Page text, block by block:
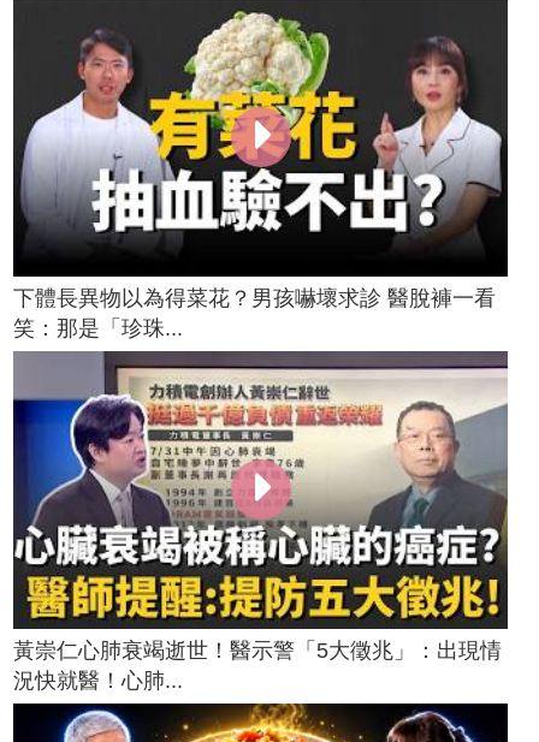
下體長異物以為得菜花？男孩嚇壞求診 醫脫褲一看
笑：那是「珍珠...
黃崇仁心肺衰竭逝世！醫示警「5大徵兆」：出現情
況快就醫！心肺...